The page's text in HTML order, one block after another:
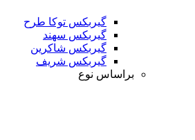
گیربکس توکا طرح
گیربکس سهند
گیربکس شاکرین
گیربکس شریف
براساس نوع